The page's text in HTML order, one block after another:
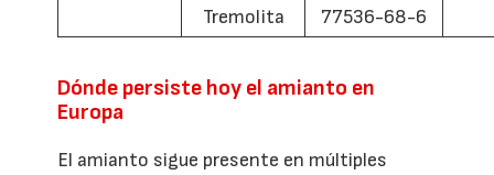
Tremolita
77536-68-6
Dónde persiste hoy el amianto en
Europa
El amianto sigue presente en múltiples